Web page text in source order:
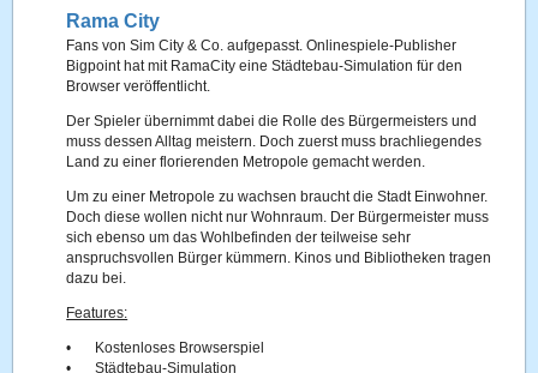
Rama City
Fans von Sim City & Co. aufgepasst. Onlinespiele-Publisher
Bigpoint hat mit RamaCity eine Städtebau-Simulation für den
Browser veröffentlicht.
Der Spieler übernimmt dabei die Rolle des Bürgermeisters und
muss dessen Alltag meistern. Doch zuerst muss brachliegendes
Land zu einer florierenden Metropole gemacht werden.
Um zu einer Metropole zu wachsen braucht die Stadt Einwohner.
Doch diese wollen nicht nur Wohnraum. Der Bürgermeister muss
sich ebenso um das Wohlbefinden der teilweise sehr
anspruchsvollen Bürger kümmern. Kinos und Bibliotheken tragen
dazu bei.
Features:
•
Kostenloses Browserspiel
•
Städtebau-Simulation